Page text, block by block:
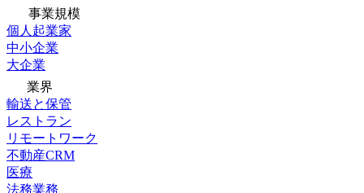
事業規模
個人起業家
中小企業
大企業
業界
輸送と保管
レストラン
リモートワーク
不動産CRM
医療
法務業務